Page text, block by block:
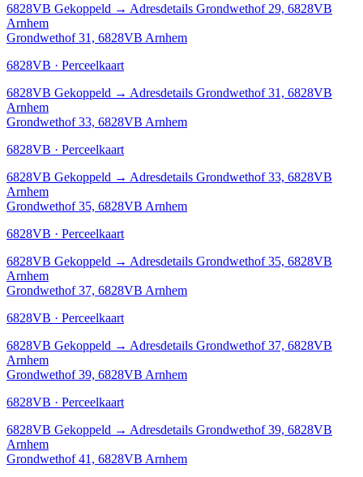
6828VB Gekoppeld → Adresdetails Grondwethof 29, 6828VB
Arnhem
Grondwethof 31, 6828VB Arnhem
6828VB · Perceelkaart
6828VB Gekoppeld → Adresdetails Grondwethof 31, 6828VB
Arnhem
Grondwethof 33, 6828VB Arnhem
6828VB · Perceelkaart
6828VB Gekoppeld → Adresdetails Grondwethof 33, 6828VB
Arnhem
Grondwethof 35, 6828VB Arnhem
6828VB · Perceelkaart
6828VB Gekoppeld → Adresdetails Grondwethof 35, 6828VB
Arnhem
Grondwethof 37, 6828VB Arnhem
6828VB · Perceelkaart
6828VB Gekoppeld → Adresdetails Grondwethof 37, 6828VB
Arnhem
Grondwethof 39, 6828VB Arnhem
6828VB · Perceelkaart
6828VB Gekoppeld → Adresdetails Grondwethof 39, 6828VB
Arnhem
Grondwethof 41, 6828VB Arnhem